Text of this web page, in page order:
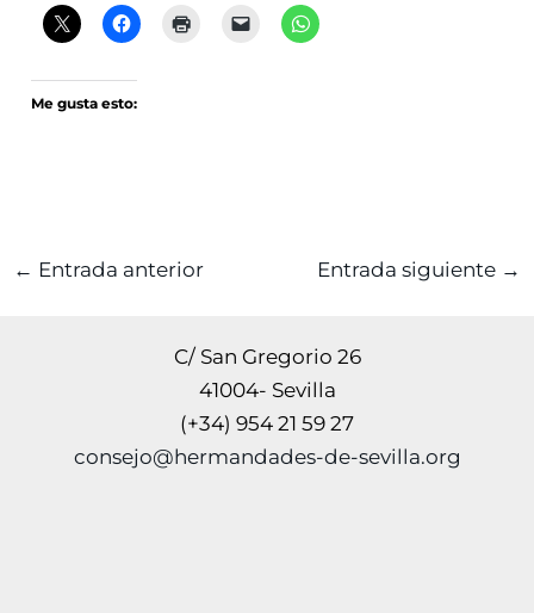
Me gusta esto:
← Entrada anterior Entrada siguiente →
C/ San Gregorio 26
41004- Sevilla
(+34) 954 21 59 27
consejo@hermandades-de-sevilla.org